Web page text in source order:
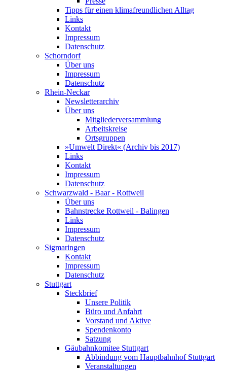
Tipps für einen klimafreundlichen Alltag
Links
Kontakt
Impressum
Datenschutz
Schorndorf
Über uns
Impressum
Datenschutz
Rhein-Neckar
Newsletterarchiv
Über uns
Mitgliederversammlung
Arbeitskreise
Ortsgruppen
»Umwelt Direkt« (Archiv bis 2017)
Links
Kontakt
Impressum
Datenschutz
Schwarzwald - Baar - Rottweil
Über uns
Bahnstrecke Rottweil - Balingen
Links
Impressum
Datenschutz
Sigmaringen
Kontakt
Impressum
Datenschutz
Stuttgart
Steckbrief
Unsere Politik
Büro und Anfahrt
Vorstand und Aktive
Spendenkonto
Satzung
Gäubahnkomitee Stuttgart
Abbindung vom Hauptbahnhof Stuttgart
Veranstaltungen